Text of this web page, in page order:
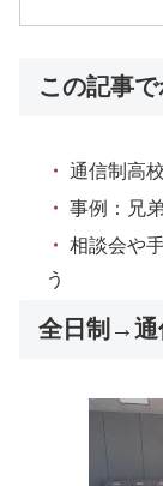
この記事
・ 通信制高
・ 事例：兄
・ 相談会や
う
全日制→通